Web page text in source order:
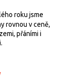
roku jsme
rovnou v ceně,
přáními i